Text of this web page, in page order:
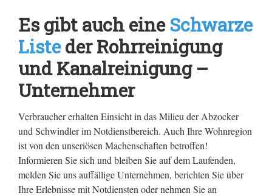
Es gibt auch eine Schwarze
Listeder Rohrreinigung
und Kanalreinigung –
Unternehmer
Verbraucher erhalten Einsicht in das Milieu der Abzocker
und Schwindler im Notdienstbereich. Auch Ihre Wohnregion
ist von den unseriösen Machenschaften betroffen!
Informieren Sie sich und bleiben Sie auf dem Laufenden,
melden Sie uns auffällige Unternehmen, berichten Sie über
Ihre Erlebnisse mit Notdiensten oder nehmen Sie an